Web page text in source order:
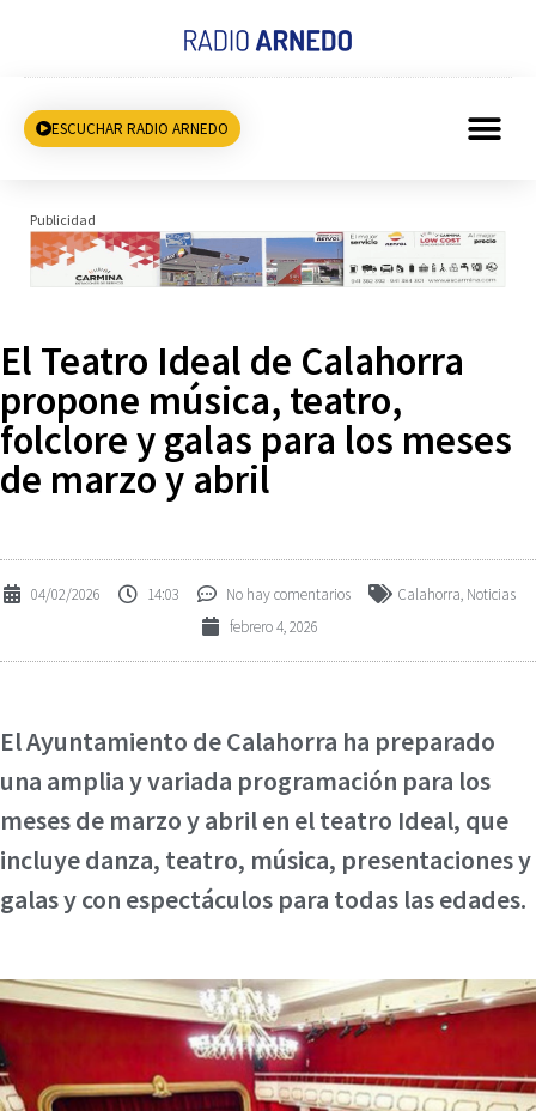
ESCUCHAR RADIO ARNEDO
Publicidad
El Teatro Ideal de Calahorra
propone música, teatro,
folclore y galas para los meses
de marzo y abril
04/02/2026 14:03 No hay comentarios Calahorra, Noticias
febrero 4, 2026
El Ayuntamiento de Calahorra ha preparado
una amplia y variada programación para los
meses de marzo y abril en el teatro Ideal, que
incluye danza, teatro, música, presentaciones y
galas y con espectáculos para todas las edades.